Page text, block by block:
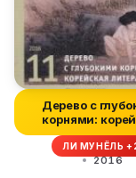
Дерево с
корнями:
ЛИ МУНЁЛЬ
2016